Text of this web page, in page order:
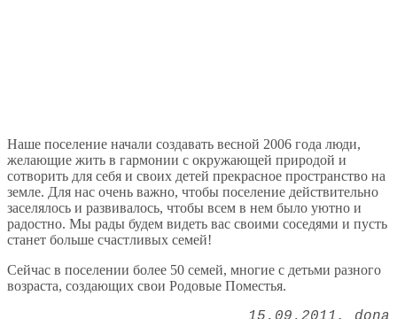
Наше поселение начали создавать весной 2006 года люди,
желающие жить в гармонии с окружающей природой и
cотворить для себя и своих детей прекрасное пространство на
земле. Для нас очень важно, чтобы поселение действительно
заселялось и развивалось, чтобы всем в нем было уютно и
радостно. Мы рады будем видеть вас своими соседями и пусть
станет больше счастливых семей!
Сейчас в поселении более 50 семей, многие с детьми разного
возраста, создающих свои Родовые Поместья.